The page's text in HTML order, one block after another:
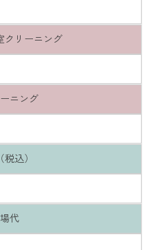
クリーニング
ニング
込）
代